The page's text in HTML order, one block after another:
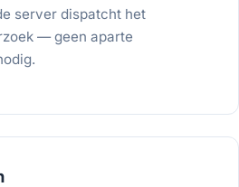
server dispatcht het
— geen aparte